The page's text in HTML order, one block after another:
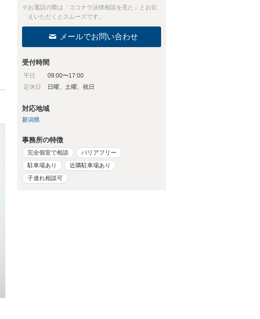
※お電話の際は「ココナラ法律相談を見た」とお伝
えいただくとスムーズです。
メールでお問い合わせ
受付時間
平日
09:00〜17:00
定休日
日曜、土曜、祝日
対応地域
新潟県
事務所の特徴
完全個室で相談
バリアフリー
駐車場あり
近隣駐車場あり
子連れ相談可